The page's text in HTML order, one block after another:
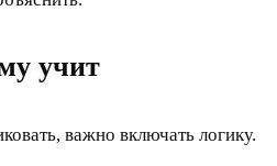
учит
важно включать логику.